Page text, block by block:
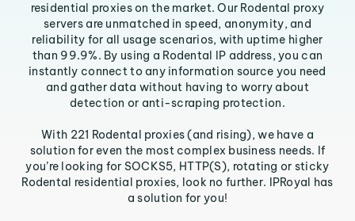
residential proxies on the market. Our Rodental proxy
servers are unmatched in speed, anonymity, and
reliability for all usage scenarios, with uptime higher
than 99.9%. By using a Rodental IP address, you can
instantly connect to any information source you need
and gather data without having to worry about
detection or anti-scraping protection.
With 221 Rodental proxies (and rising), we have a
solution for even the most complex business needs. If
you’re looking for SOCKS5, HTTP(S), rotating or sticky
Rodental residential proxies, look no further. IPRoyal has
a solution for you!